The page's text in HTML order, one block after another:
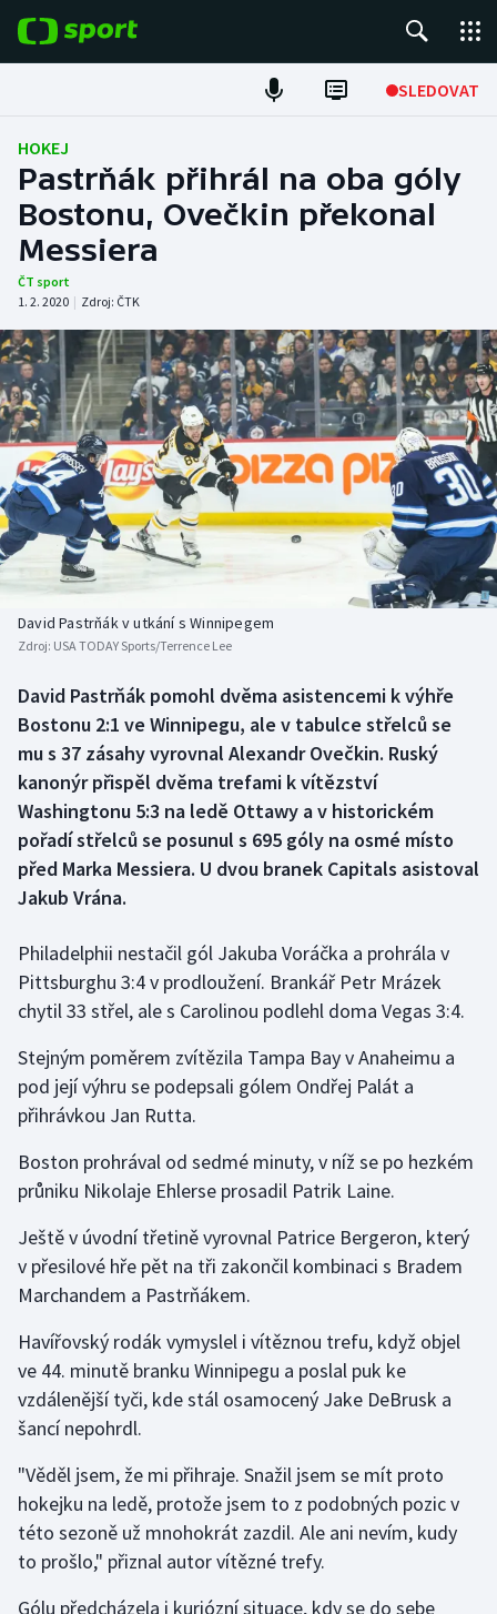
SLEDOVAT
Fotbal
Hokej
Tenis
Atletika
Cyklistika
DALŠÍ SPORTY
Americký fotbal
Baseball a softbal
Basketbal
Biatlon
Box
Curling
Dostihy
Florbal
Golf
Gymnastika
Házená
Jezdectví
Krasobruslení
Lyže a snowboard
Moderní pětiboj
Motorsport
Olympijské hry
Parasport
NEPŘEHLÉDNĚTE
Soutěže
Historické návraty
Aplikace ČT sport
HOKEJ
Pastrňák přihrál na oba góly
Bostonu, Ovečkin překonal
Messiera
ČT sport
1. 2. 2020 | Zdroj: ČTK
David Pastrňák v utkání s Winnipegem
Zdroj: USA TODAY Sports/Terrence Lee
David Pastrňák pomohl dvěma asistencemi k výhře
Bostonu 2:1 ve Winnipegu, ale v tabulce střelců se
mu s 37 zásahy vyrovnal Alexandr Ovečkin. Ruský
kanonýr přispěl dvěma trefami k vítězství
Washingtonu 5:3 na ledě Ottawy a v historickém
pořadí střelců se posunul s 695 góly na osmé místo
před Marka Messiera. U dvou branek Capitals asistoval
Jakub Vrána.
Philadelphii nestačil gól Jakuba Voráčka a prohrála v
Pittsburghu 3:4 v prodloužení. Brankář Petr Mrázek
chytil 33 střel, ale s Carolinou podlehl doma Vegas 3:4.
Stejným poměrem zvítězila Tampa Bay v Anaheimu a
pod její výhru se podepsali gólem Ondřej Palát a
přihrávkou Jan Rutta.
Boston prohrával od sedmé minuty, v níž se po hezkém
průniku Nikolaje Ehlerse prosadil Patrik Laine.
Ještě v úvodní třetině vyrovnal Patrice Bergeron, který
v přesilové hře pět na tři zakončil kombinaci s Bradem
Marchandem a Pastrňákem.
Havířovský rodák vymyslel i vítěznou trefu, když objel
ve 44. minutě branku Winnipegu a poslal puk ke
vzdálenější tyči, kde stál osamocený Jake DeBrusk a
šancí nepohrdl.
"Věděl jsem, že mi přihraje. Snažil jsem se mít proto
hokejku na ledě, protože jsem to z podobných pozic v
této sezoně už mnohokrát zazdil. Ale ani nevím, kudy
to prošlo," přiznal autor vítězné trefy.
Gólu předcházela i kuriózní situace, kdy se do sebe